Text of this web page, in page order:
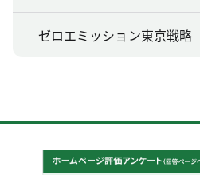
ゼロエミッション東京戦略